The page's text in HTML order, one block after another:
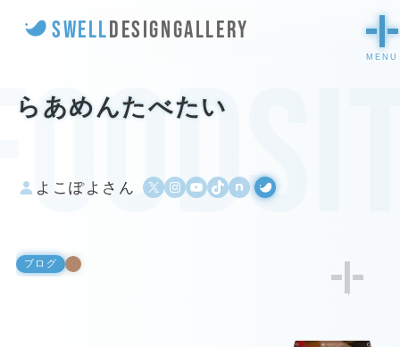
SWELLDESIGNGALLERY
らあめんたべたい
よこぽよさん X Instagram
YouTube
TikTok
500pxWordPress
ブログ
4